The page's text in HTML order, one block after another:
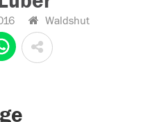
Waldshut